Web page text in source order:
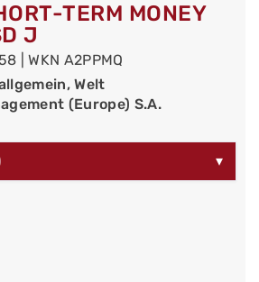
TERM MONEY
J
| WKN A2PPMQ
Welt
(Europe) S.A.
▾